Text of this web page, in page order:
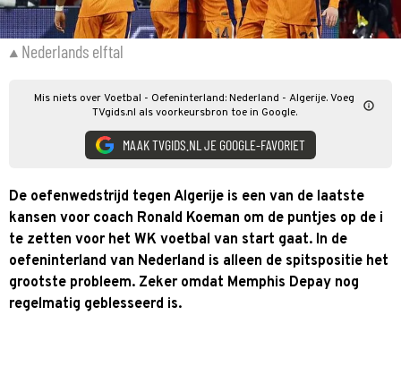
Nederlands elftal
Mis niets over Voetbal - Oefeninterland: Nederland - Algerije. Voeg
TVgids.nl als voorkeursbron toe in Google.
MAAK TVGIDS.NL JE GOOGLE-FAVORIET
De oefenwedstrijd tegen Algerije is een van de laatste
kansen voor coach Ronald Koeman om de puntjes op de i
te zetten voor het WK voetbal van start gaat. In de
oefeninterland van Nederland is alleen de spitspositie het
grootste probleem. Zeker omdat Memphis Depay nog
regelmatig geblesseerd is.